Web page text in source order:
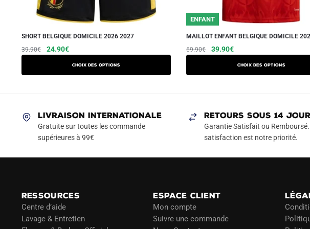
SHORT BELGIQUE DOMICILE 2026 2027
39.90€
Le
24.90€Le
Choix des options
Ce
produit
a
Les
options
peuvent
page
du
ENFANT
MAILLOT ENFANT BELGIQUE DOMICILE
69.90€
Le
39.90€Le
Choix des options
Ce
produit
a
Les
options
peuvent
LIVRAISON INTERNATIONALE
Gratuite sur toutes les commande
supérieures à 99€
RETOURS SOUS 14
Garantie Satisfait ou
satisfaction est notre priorité.
RESSOURCES
Centre d’aide
Lavage & Entretien
ESPACE CLIENT
Mon compte
Suivre une commande